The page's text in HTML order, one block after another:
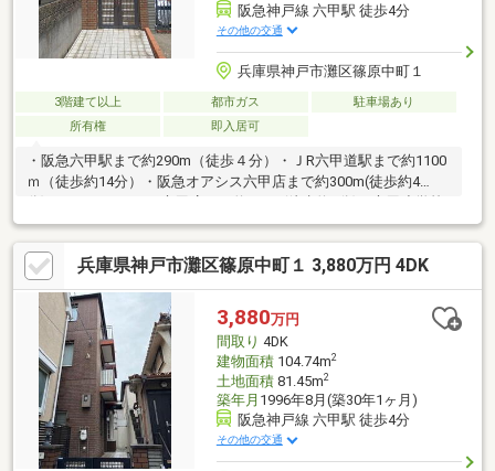
阪急神戸線 六甲駅 徒歩4分
その他の交通
兵庫県神戸市灘区篠原中町１
3階建て以上 都市ガス
駐車場あり
所有権
即入居可
・阪急六甲駅まで約290m（徒歩４分）・ＪR六甲道駅まで約1100
ｍ（徒歩約14分）・阪急オアシス六甲店まで約300m(徒歩約4
まで約290m(徒歩約4分)・ウォークインクローゼット3か所・玄関
に大型シューズBOX・3階にロフト2か所
兵庫県神戸市灘区篠原中町１ 3,880万円 4DK
3,880万円
間取り 4DK
建物面積104.74m2
土地面積81.45m2
築年月 1996年8月(築30年1ヶ月)
阪急神戸線 六甲駅 徒歩4分
その他の交通